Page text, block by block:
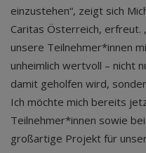
einzustehen“, zeigt sich
Caritas Österreich, erfreut.
unsere Teilnehmer*innen
unheimlich wertvoll – nicht
damit geholfen wird,
Ich möchte mich bereits
Teilnehmer*innen sowie
großartige Projekt für